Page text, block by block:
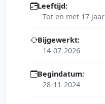
Leeftijd:
Tot en met 17 jaar
Bijgewerkt:
14-07-2026
Begindatum:
28-11-2024